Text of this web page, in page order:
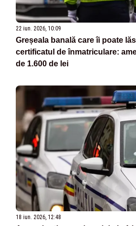
22 iun. 2026, 10:09
Greșeala banală care îi poate
certificatul de înmatriculare:
de 1.600 de lei
18 iun. 2026, 12:48